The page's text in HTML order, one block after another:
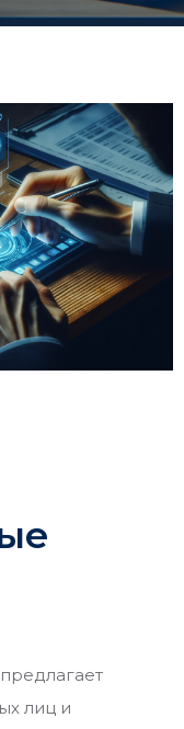
лиц и